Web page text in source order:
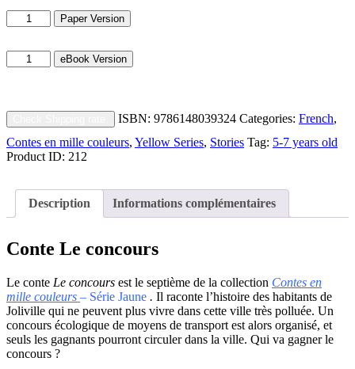
concours
Paper Version
concours
eBook Version
ISBN: 9786148039324 Categories: French,
Contes en mille couleurs, Yellow Series, Stories Tag: 5-7 years old
Product ID: 212
Description Informations complémentaires
Conte Le concours
Le conte Le concours est le septième de la collection Contes en
mille couleurs – Série Jaune . Il raconte l’histoire des habitants de
Joliville qui ne peuvent plus vivre dans cette ville très polluée. Un
concours écologique de moyens de transport est alors organisé, et
seuls les gagnants pourront circuler dans la ville. Qui va gagner le
concours ?